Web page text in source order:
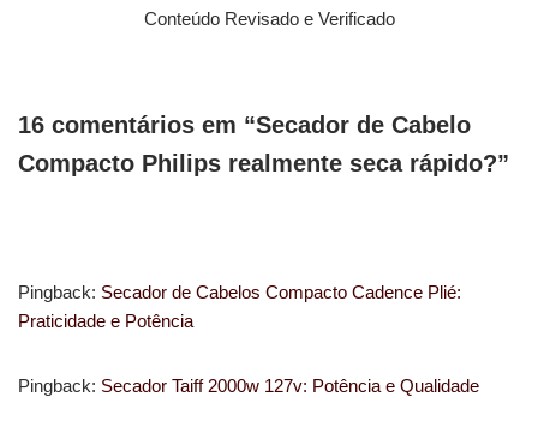
Conteúdo Revisado e Verificado
16 comentários em “Secador de Cabelo
Compacto Philips realmente seca rápido?”
Pingback: Secador de Cabelos Compacto Cadence Plié:
Praticidade e Potência
Pingback: Secador Taiff 2000w 127v: Potência e Qualidade